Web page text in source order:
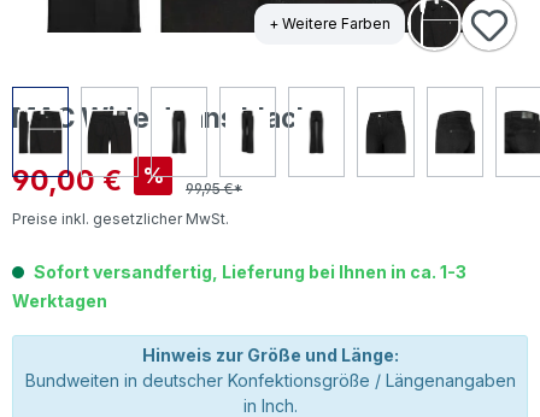
+ Weitere Farben
MAC Wide Jeans black
Verkaufspreis:
90,00 € %
99,95 €*
Preise inkl. gesetzlicher MwSt.
Sofort versandfertig, Lieferung bei Ihnen in ca. 1-3
Werktagen
Hinweis zur Größe und Länge:
Bundweiten in deutscher Konfektionsgröße / Längenangaben
in Inch.